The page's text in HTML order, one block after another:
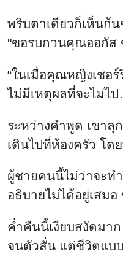
พริบตาเดียวก็เห็นก้
"ขอรบกวนคุณออกัส
“ในเมื่อคุณหญิงเชอ
ไม่มีเหตุผลที่จะไม่ไ
ระหว่างคำพูด เขาลุ
เดินไปที่ห้องครัว โด
ผู้ชายคนนี้ไม่ว่าจะท
อธิบายไม่ได้อยู่เสม
ค่ำคืนนี้เงียบสงัดมา
จนตัวสั่น แต่ชีวิตแบ